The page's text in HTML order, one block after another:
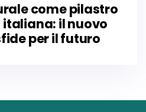
come pilastro
il nuovo
per il futuro